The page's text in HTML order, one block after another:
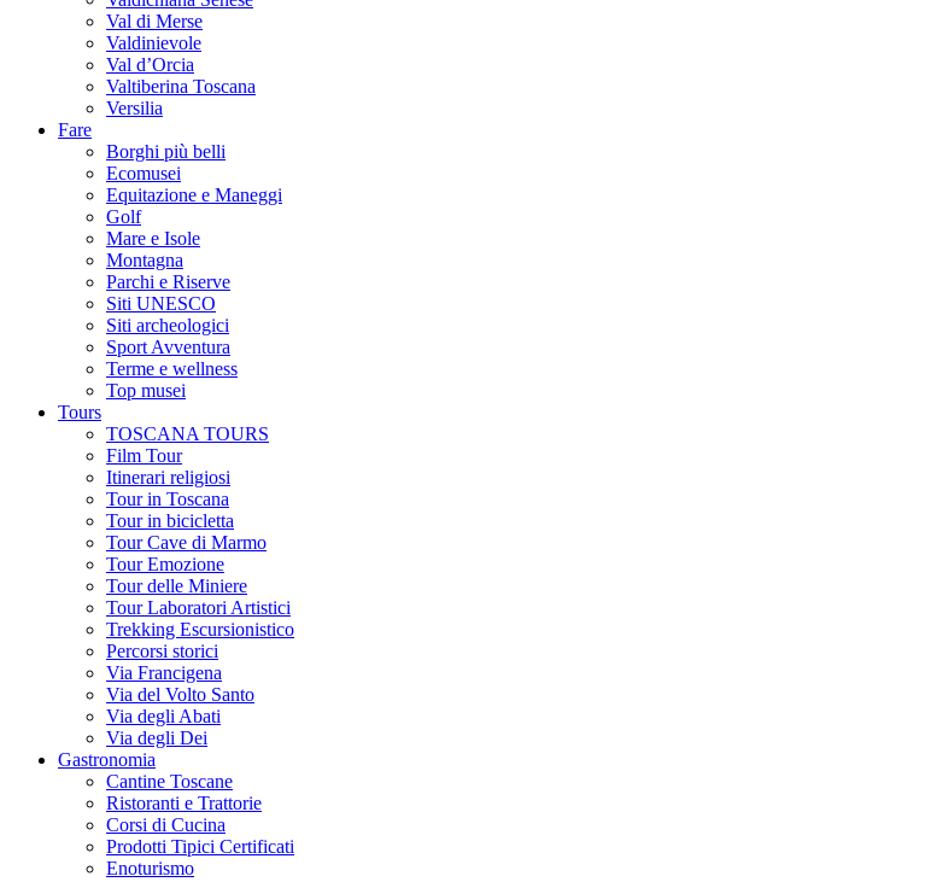
Val di Merse
Valdinievole
Val d’Orcia
Valtiberina Toscana
Versilia
Fare
Borghi più belli
Ecomusei
Equitazione e Maneggi
Golf
Mare e Isole
Montagna
Parchi e Riserve
Siti UNESCO
Siti archeologici
Sport Avventura
Terme e wellness
Top musei
Tours
TOSCANA TOURS
Film Tour
Itinerari religiosi
Tour in Toscana
Tour in bicicletta
Tour Cave di Marmo
Tour Emozione
Tour delle Miniere
Tour Laboratori Artistici
Trekking Escursionistico
Percorsi storici
Via Francigena
Via del Volto Santo
Via degli Abati
Via degli Dei
Gastronomia
Cantine Toscane
Ristoranti e Trattorie
Corsi di Cucina
Prodotti Tipici Certificati
Enoturismo